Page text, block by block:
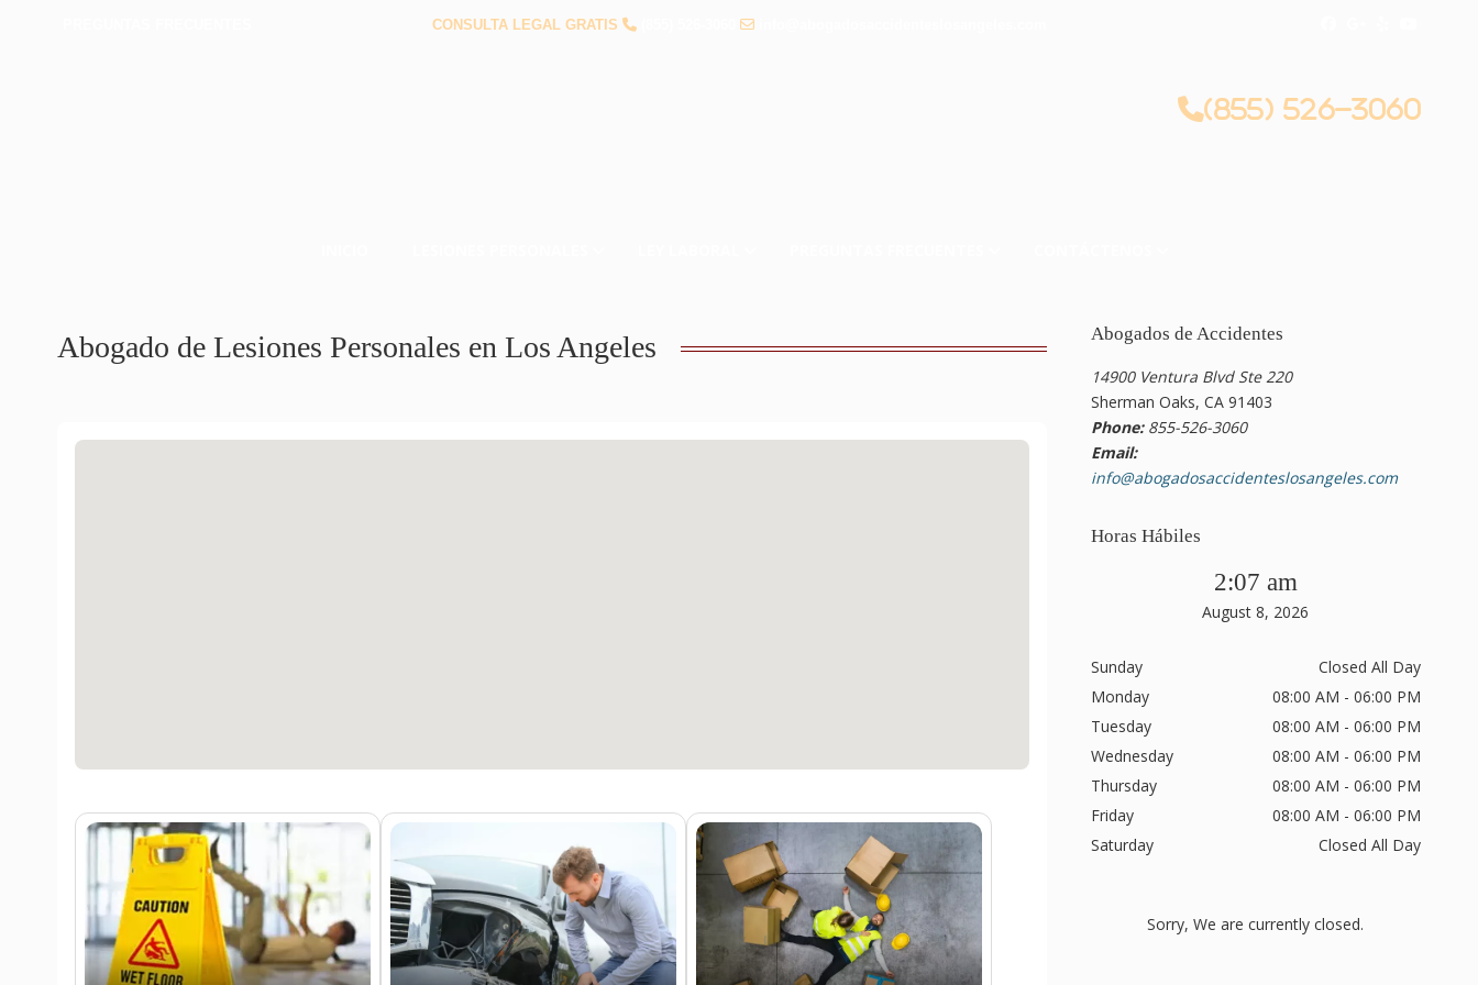
CONSULTA LEGAL GRATIS
(855) 526-3060
Abogado de Lesiones Personales en Los Angeles Abogados de Accidentes
14900 Ventura Blvd Ste 220
Sherman Oaks, CA 91403
Phone:855-526-3060
Email:
info@abogadosaccidenteslosangeles.com
Horas Hábiles
2:07 am
August 8, 2026
Sunday
Closed All Day
Monday
08:00 AM - 06:00 PM
Tuesday
08:00 AM - 06:00 PM
Wednesday
08:00 AM - 06:00 PM
Thursday
08:00 AM - 06:00 PM
Friday
08:00 AM - 06:00 PM
Saturday
Closed All Day
Sorry, We are currently closed.